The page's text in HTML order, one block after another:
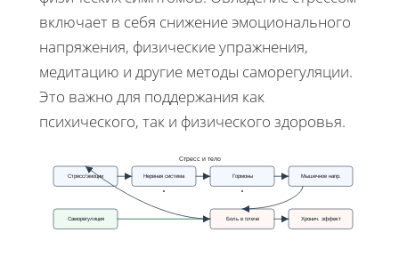
включает в себя снижение эмоционального
напряжения, физические упражнения,
медитацию и другие методы саморегуляции.
Это важно для поддержания как
психического, так и физического здоровья.
Стресс и тело
Стресс/эмоции Нервная система Гормоны Мышечное напр.
Боль в плече Хронич. эффект
Саморегуляция